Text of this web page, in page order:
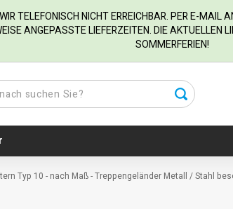
TELEFONISCH NICHT ERREICHBAR. PER E-MAIL
ANGEPASSTE LIEFERZEITEN. DIE AKTUELLEN
SOMMERFERIEN!
Typ 10 - nach Maß - Treppengeländer Metall / Stahl